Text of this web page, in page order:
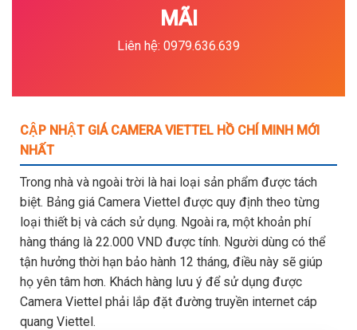
MÃI
Liên hệ: 0979.636.639
CẬP NHẬT GIÁ CAMERA VIETTEL HỒ CHÍ MINH MỚI
NHẤT
Trong nhà và ngoài trời là hai loại sản phẩm được tách
biệt. Bảng giá Camera Viettel được quy định theo từng
loại thiết bị và cách sử dụng. Ngoài ra, một khoản phí
hàng tháng là 22.000 VND được tính. Người dùng có thể
tận hưởng thời hạn bảo hành 12 tháng, điều này sẽ giúp
họ yên tâm hơn. Khách hàng lưu ý để sử dụng được
Camera Viettel phải lắp đặt đường truyền internet cáp
quang Viettel.